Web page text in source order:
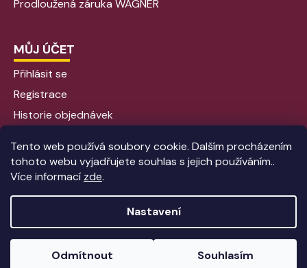
Tento web používá soubory cookie. Dalším procházením
tohoto webu vyjadřujete souhlas s jejich používáním..
Více informací zde.
Nastavení
Odmítnout Souhlasím
Prodloužená záruka WAGNER
MŮJ ÚČET
Přihlásit se
Registrace
Historie objednávek
Vytvořil Shoptet
Anque Media